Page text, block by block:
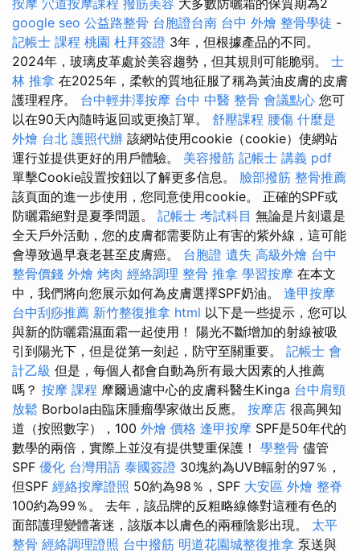
按摩 穴道按摩課程 撥筋美容 大多數防曬霜的保質期為2
google seo 公益路整骨 台胞證台南 台中 外燴 整骨學徒 -
記帳士 課程 桃園 杜拜簽證 3年，但根據產品的不同。
2024年，玻璃皮革處於美容趨勢，但其規則可能脆弱。 士
林 推拿 在2025年，柔軟的質地征服了稱為黃油皮膚的皮膚
護理程序。 台中輕井澤按摩 台中 中醫 整骨 會議點心 您可
以在90天內隨時返回或更換訂單。 舒壓課程 腰傷 什麼是
外燴 台北 護照代辦 該網站使用cookie（cookie）使網站
運行並提供更好的用戶體驗。 美容撥筋 記帳士 講義 pdf
單擊Cookie設置按鈕以了解更多信息。 臉部撥筋 整骨推薦
該頁面的進一步使用，您同意使用cookie。 正確的SPF或
防曬霜絕對是夏季問題。 記帳士 考試科目 無論是片刻還是
全天戶外活動，您的皮膚都需要防止有害的紫外線，這可能
會導致過早衰老甚至皮膚癌。 台胞證 遺失 高級外燴 台中
整骨價錢 外燴 烤肉 經絡調理 整骨 推拿 學習按摩 在本文
中，我們將向您展示如何為皮膚選擇SPF奶油。 逢甲按摩
台中刮痧推薦 新竹整復推拿 html 以下是一些提示，您可以
與新的防曬霜濕面霜一起使用！ 陽光不斷增加的射線被吸
引到陽光下，但是從第一刻起，防守至關重要。 記帳士 會
計乙級 但是，每個人都會自動為所有最大因素的人推薦
嗎？ 按摩 課程 摩爾過濾中心的皮膚科醫生Kinga 台中肩頸
放鬆 Borbola由臨床腫瘤學家做出反應。 按摩店 很高興知
道（按照數字），100 外燴 價格 逢甲按摩 SPF是50年代的
數學的兩倍，實際上並沒有提供雙重保護！ 學整骨 儘管
SPF 優化 台灣用語 泰國簽證 30塊約為UVB輻射的97％，
但SPF 經絡按摩證照 50約為98％，SPF 大安區 外燴 整脊
100約為99％。 去年，該品牌的反粗略線條對這種有色的
面部護理變體著迷，該版本以膚色的兩種陰影出現。 太平
整骨 經絡調理證照 台中撥筋 明道花園城整復推拿 泵送與